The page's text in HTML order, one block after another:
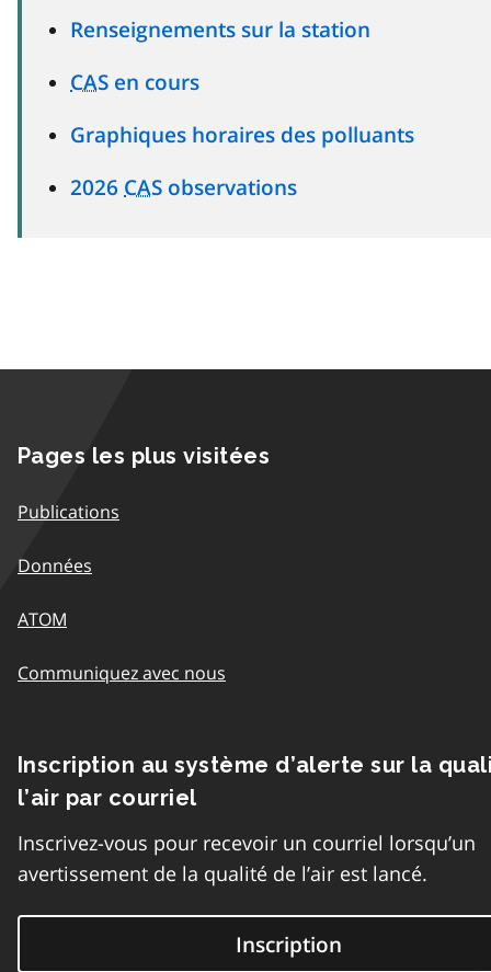
Renseignements sur la station
CAS en cours
Graphiques horaires des polluants
2026 CAS observations
Pages les plus visitées
Publications
Données
ATOM
Communiquez avec nous
Inscription au système d’alerte sur la
l’air par courriel
Inscrivez-vous pour recevoir un courriel lorsqu’un
avertissement de la qualité de l’air est lancé.
Inscription